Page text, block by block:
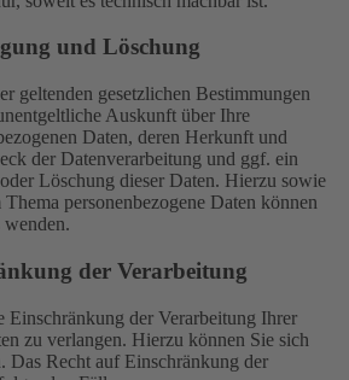
und Löschung
geltenden gesetzlichen Bestimmungen
Auskunft über Ihre
Daten, deren Herkunft und
der Datenverarbeitung und ggf. ein
Löschung dieser Daten. Hierzu sowie
personenbezogene Daten können
wenden.
der Verarbeitung
Einschränkung der Verarbeitung Ihrer
zu verlangen. Hierzu können Sie sich
Das Recht auf Einschränkung der